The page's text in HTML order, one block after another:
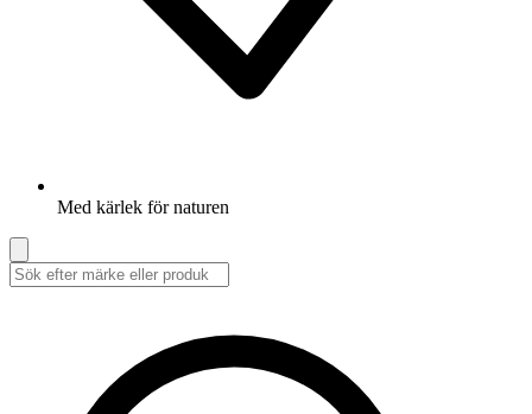
Med kärlek för naturen